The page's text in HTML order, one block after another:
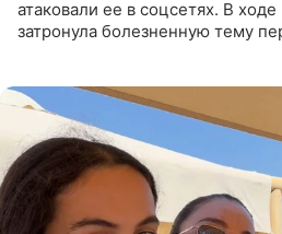
атаковали ее в соцсетях. В
затронула болезненную тему